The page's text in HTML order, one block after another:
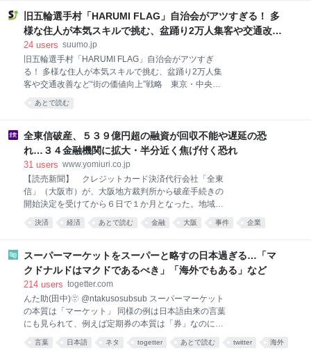
RAG(Retrieval-Augmented Generation)についての基
礎知識があると、より理解がスムーズです。
旧五輪選手村「HARUMI FLAG」自治会がアツすぎる！ 多
様な住人が本気スキルで挑む、盆踊り2万人集客や交通改善
など“街の価値向上”戦略 東京・中央区
24 users suumo.jp
旧五輪選手村「HARUMI FLAG」自治会がアツすぎ
る！ 多様な住人が本気スキルで挑む、盆踊り2万人集
客や交通改善など“街の価値向上”戦略 東京・中央区
2026年7月11日・12日の2日間、東京ベイブリッジを
真正面に望む東京湾岸の絶景スポット「晴海ふ頭公
り大会2026」が開催されました。 主催したのは、公
園に隣接する居住人口約1万2000人の巨大な街
「HARUMI FLAG（晴海フラッグ）」（東京都中央
行政・中央区との連携、併せて交通、美化、防災とい
ったさまざまな課題を解決する活動などを行い、
HARUMI FLAGのコミュニティ形成に取り組む、20数
名で役員を務める住民組織です。盆踊り大会は昨年
あとで読む
全東信破産、５３９億円超の融資が回収不能や遅延の恐
れ…３４金融機関に拡大・半分近く焦げ付く恐れ
31 users www.yomiuri.co.jp
【読売新聞】 クレジットカード決済代行会社「全東
信」（大阪市）が、大阪地方裁判所から破産手続きの
開始決定を受けてから６日で１か月となった。地域金
融への影響は広がっており、少なくとも３４の金融機
関で計５３９億円超の融資が、回収不能・遅
決済 経済 あとで読む 金融 大阪 事件 企業
スーパーマーケットをスーパーと略すの日本過ぎる…「マ
クドナルドはマクドであるべき」「海外でもある」など
214 users togetter.com
んた助(田中)🫥 @ntakusosubsub スーパーマーケット
の本質は「マーケット」 同様の例は日本語由来の言葉
にも見られて、例えば定期券の本質は「券」なのに
「定期」と略される 「マーケット」や「券」は他にも
色々あるので、区別するために特徴的な「スーパー」
言葉 日本語 ネタ togetter あとで読む twitter 海外